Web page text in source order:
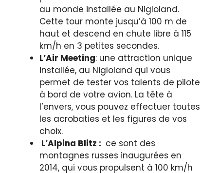
au monde installée au Nigloland.
Cette tour monte jusqu’à 100 m de
haut et descend en chute libre à 115
km/h en 3 petites secondes.
L’Air Meeting: une attraction unique
installée, au Nigloland qui vous
permet de tester vos talents de pilote
à bord de votre avion. La tête à
l’envers, vous pouvez effectuer toutes
les acrobaties et les figures de vos
choix.
L’Alpina Blitz : ce sont des
montagnes russes inaugurées en
2014, qui vous propulsent à 100 km/h